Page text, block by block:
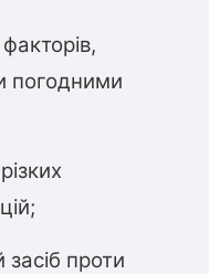
погодними
проти